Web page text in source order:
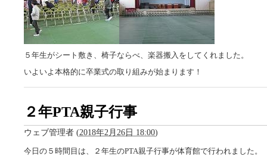
５年生がシート敷き、椅子ならべ、楽器搬入をしてくれました。
いよいよ本格的に卒業式の取り組みが始まります！
２年PTA親子行事
ウェブ管理者 (2018年2月26日 18:00)
今日の５時間目は、２年生のPTA親子行事が体育館で行われました。